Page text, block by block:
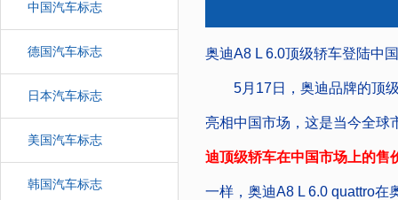
中国汽车标志
德国汽车标志
日本汽车标志
美国汽车标志
韩国汽车标志
奥迪A8 L 6.0顶级轿车登陆中国
5月17日，奥迪品牌的顶级
亮相中国市场，这是当今全球
迪顶级轿车在中国市场上的售
一样，奥迪A8 L 6.0 quattro在